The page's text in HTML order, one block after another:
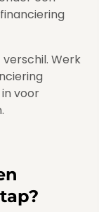
Werk
voor